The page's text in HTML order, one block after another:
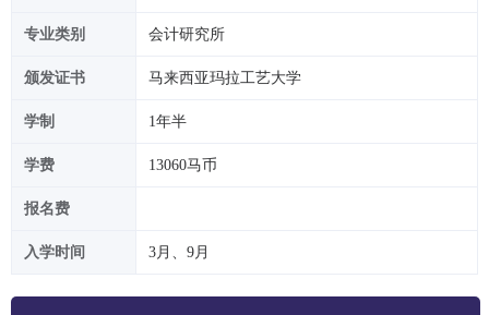
专业类别 会计研究所
颁发证书 马来西亚玛拉工艺大学
学制 1年半
学费 13060马币
报名费
入学时间 3月、9月